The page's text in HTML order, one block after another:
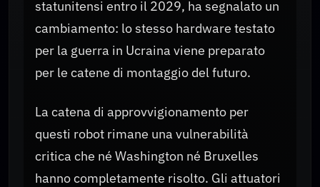
statunitensi entro il 2029, ha segnalato un
cambiamento: lo stesso hardware testato
per la guerra in Ucraina viene preparato
per le catene di montaggio del futuro.
La catena di approvvigionamento per
questi robot rimane una vulnerabilità
critica che né Washington né Bruxelles
hanno completamente risolto. Gli attuatori